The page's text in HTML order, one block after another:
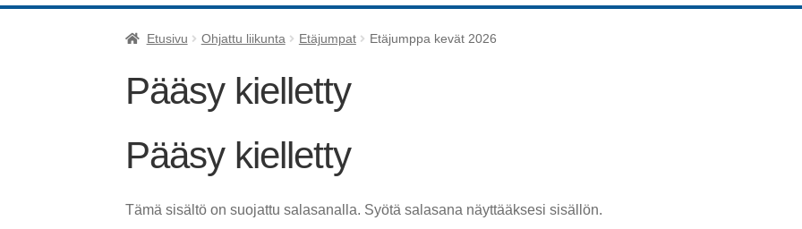
Etusivu Ohjattu liikunta Etäjumpat Etäjumppa kevät 2026
Pääsy kielletty
Pääsy kielletty
Tämä sisältö on suojattu salasanalla. Syötä salasana näyttääksesi sisällön.